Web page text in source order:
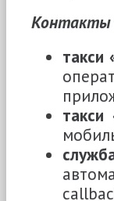
Контакты
такси
такси